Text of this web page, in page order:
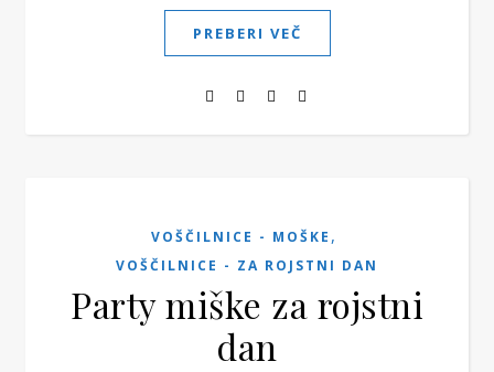
PREBERI VEČ
VOŠČILNICE - MOŠKE ,
VOŠČILNICE - ZA ROJSTNI DAN
Party miške za rojstni
dan